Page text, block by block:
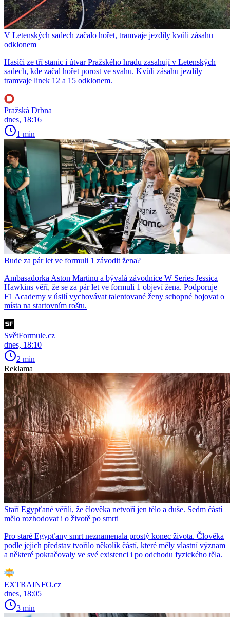
V Letenských sadech začalo hořet, tramvaje jezdily kvůli zásahu
odklonem
Hasiči ze tří stanic i útvar Pražského hradu zasahují v Letenských
sadech, kde začal hořet porost ve svahu. Kvůli zásahu jezdily
tramvaje linek 12 a 15 odklonem.
Pražská Drbna
dnes, 18:16
1 min
Bude za pár let ve formuli 1 závodit žena?
Ambasadorka Aston Martinu a bývalá závodnice W Series Jessica
Hawkins věří, že se za pár let ve formuli 1 objeví žena. Podporuje
F1 Academy v úsilí vychovávat talentované ženy schopné bojovat o
místa na startovním roštu.
SvětFormule.cz
dnes, 18:10
2 min
Reklama
Staří Egypťané věřili, že člověka netvoří jen tělo a duše. Sedm částí
mělo rozhodovat i o životě po smrti
Pro staré Egypťany smrt neznamenala prostý konec života. Člověka
podle jejich představ tvořilo několik částí, které měly vlastní význam
a některé pokračovaly ve své existenci i po odchodu fyzického těla.
EXTRAINFO.cz
dnes, 18:05
3 min